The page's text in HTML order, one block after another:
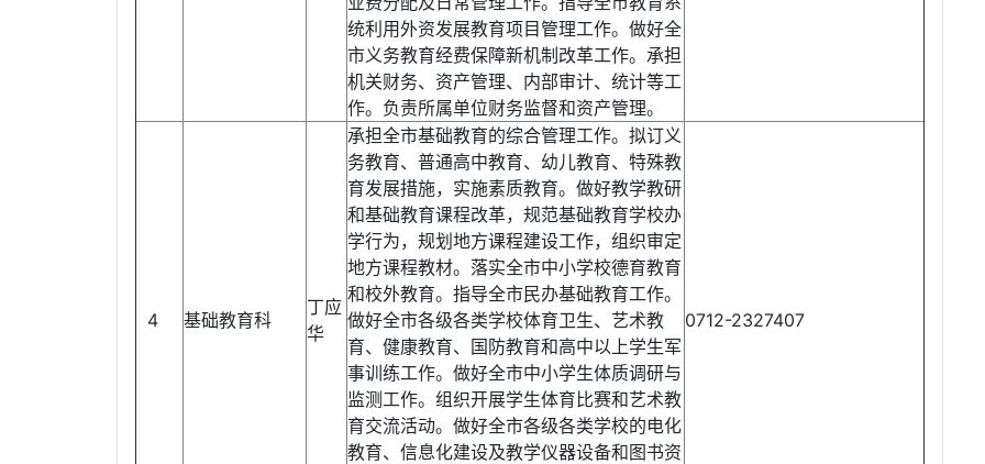
统利用外资发展教育项目管理工作。做好全
市义务教育经费保障新机制改革工作。承担
机关财务、资产管理、内部审计、统计等工
作。负责所属单位财务监督和资产管理。
4 基础教育科
丁应
华
承担全市基础教育的综合管理工作。拟订义
务教育、普通高中教育、幼儿教育、特殊教
育发展措施，实施素质教育。做好教学教研
和基础教育课程改革，规范基础教育学校办
学行为，规划地方课程建设工作，组织审定
地方课程教材。落实全市中小学校德育教育
和校外教育。指导全市民办基础教育工作。
做好全市各级各类学校体育卫生、艺术教
育、健康教育、国防教育和高中以上学生军
事训练工作。做好全市中小学生体质调研与
监测工作。组织开展学生体育比赛和艺术教
育交流活动。做好全市各级各类学校的电化
教育、信息化建设及教学仪器设备和图书资
0712-2327407